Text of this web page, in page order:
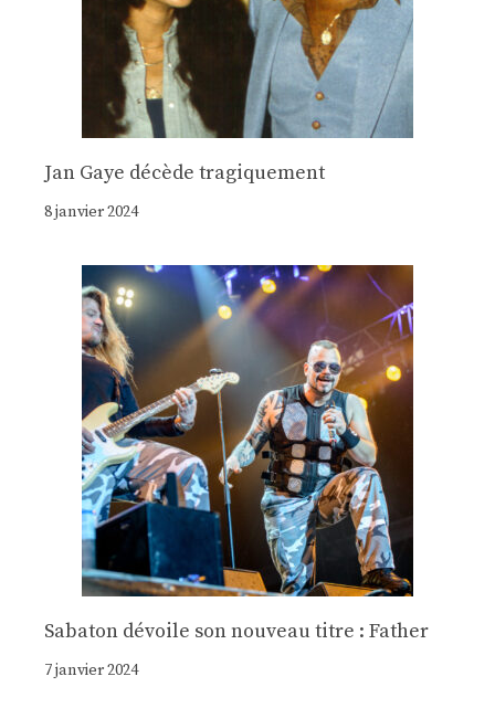
Jan Gaye décède tragiquement
8 janvier 2024
Sabaton dévoile son nouveau titre : Father
7 janvier 2024